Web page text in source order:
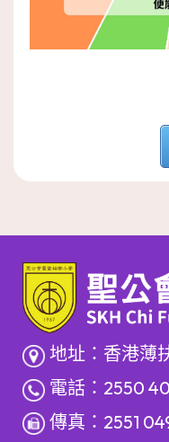
地址：香港薄
電話：2550
傳真：2551